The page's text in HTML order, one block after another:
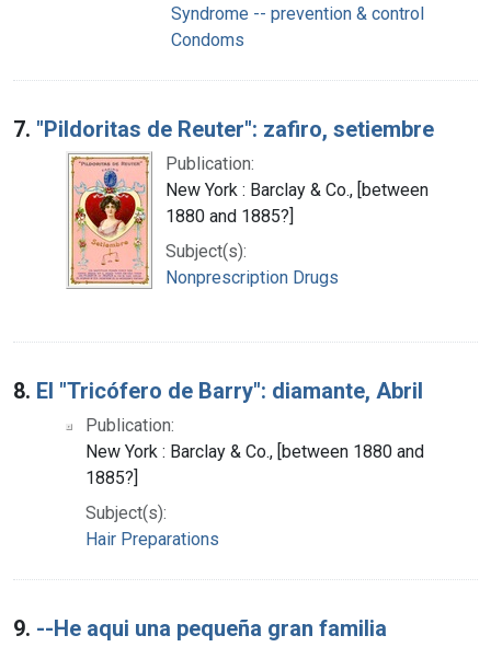
Syndrome -- prevention & control
Condoms
7. "Pildoritas de Reuter": zafiro, setiembre
Publication:
New York : Barclay & Co., [between
1880 and 1885?]
Subject(s):
Nonprescription Drugs
8. El "Tricófero de Barry": diamante, Abril
Publication:
New York : Barclay & Co., [between 1880 and
1885?]
Subject(s):
Hair Preparations
9. --He aqui una pequeña gran familia